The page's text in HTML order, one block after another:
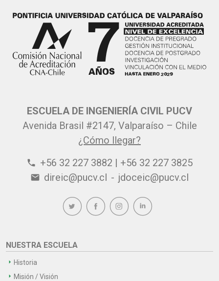
ESCUELA DE INGENIERÍA CIVIL PUCV
Avenida Brasil #2147, Valparaíso – Chile
¿Cómo llegar?
phone +56 32 227 3882 | +56 32 227 3825
email direic@pucv.cl - jdoceic@pucv.cl
NUESTRA ESCUELA
Historia
Misión / Visión